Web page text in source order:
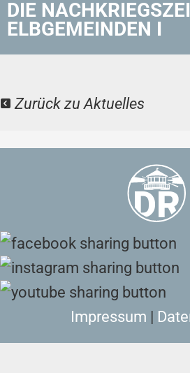
DIE
ELBGEMEINDEN I
Zurück zu Aktuelles
Impressum